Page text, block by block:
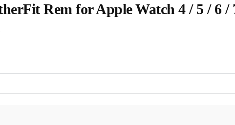
Rem for Apple Watch 4 / 5 / 6 /